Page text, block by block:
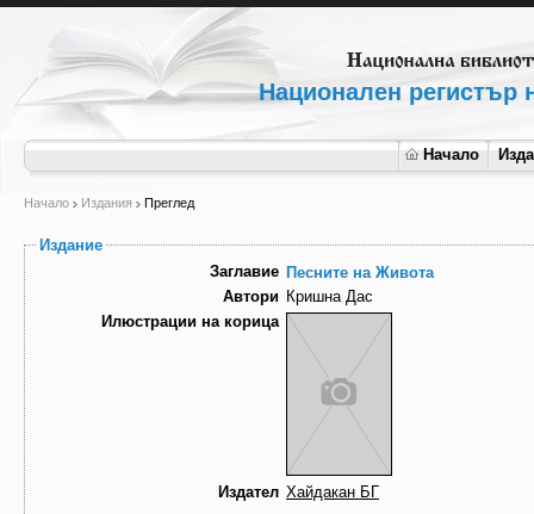
Национален регистър
Начало
Начало Издания Преглед
Издание
Заглавие Песните на Живота
Автори Кришна Дас
Илюстрации на корица
Издател Хайдакан БГ